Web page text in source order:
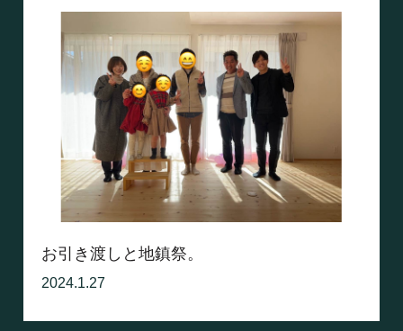
お引き渡しと地鎮祭。
2024.1.27